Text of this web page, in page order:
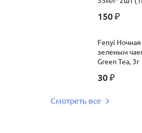
150 ₽
Fenyi
зеленым
Green Tea, 3г
30 ₽
Смотреть все